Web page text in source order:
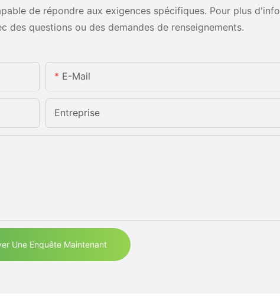
de répondre aux exigences spécifiques. Pour plus
des questions ou des demandes de renseignements.
E-Mail
Entreprise
Une Enquête Maintenant